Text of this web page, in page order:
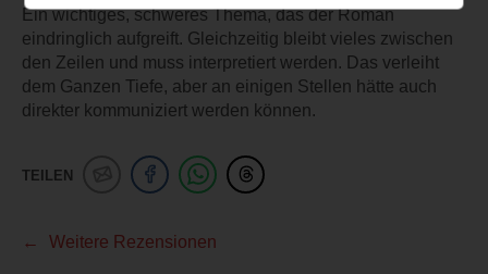
Ein wichtiges, schweres Thema, das der Roman
eindringlich aufgreift. Gleichzeitig bleibt vieles zwischen
den Zeilen und muss interpretiert werden. Das verleiht
dem Ganzen Tiefe, aber an einigen Stellen hätte auch
direkter kommuniziert werden können.
TEILEN
Weitere Rezensionen